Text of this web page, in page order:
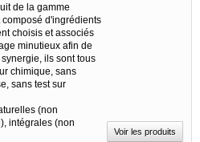
de la gamme
composé d'ingrédients
choisis et associés
minutieux afin de
ils sont tous
chimique, sans
sans test sur
(non
intégrales (non
Voir les produits